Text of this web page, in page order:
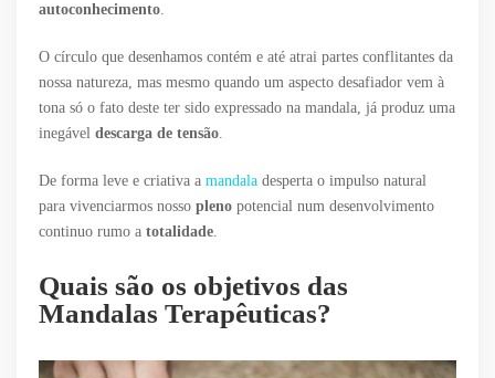
autoconhecimento.
O círculo que desenhamos contém e até atrai partes conflitantes da
nossa natureza, mas mesmo quando um aspecto desafiador vem à
tona só o fato deste ter sido expressado na mandala, já produz uma
inegável descarga de tensão.
De forma leve e criativa a mandala desperta o impulso natural
para vivenciarmos nosso pleno potencial num desenvolvimento
continuo rumo a totalidade.
Quais são os objetivos das
Mandalas Terapêuticas?